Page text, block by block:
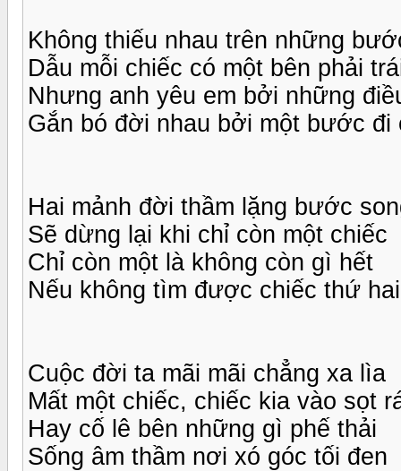
Không thiếu nhau trên những
Dẫu mỗi chiếc có một bên phải
Nhưng anh yêu em bởi những
Gắn bó đời nhau bởi một bước đi
Hai mảnh đời thầm lặng bước
Sẽ dừng lại khi chỉ còn một chiếc
Chỉ còn một là không còn gì hết
Nếu không tìm được chiếc thứ
Cuộc đời ta mãi mãi chẳng xa lìa
Mất một chiếc, chiếc kia vào sọt
Hay cố lê bên những gì phế thải
Sống âm thầm nơi xó góc tối đen